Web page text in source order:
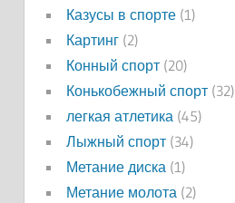
Казусы в спорте(1)
Картинг(2)
Конный спорт(20)
Конькобежный спорт(32)
легкая атлетика(45)
Лыжный спорт(34)
Метание диска(1)
Метание молота(2)